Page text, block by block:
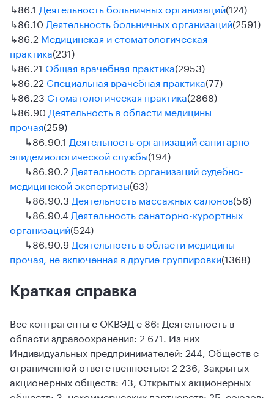
↳86.1 Деятельность больничных организаций(124)
↳86.10 Деятельность больничных организаций(2591)
↳86.2 Медицинская и стоматологическая
практика(231)
↳86.21 Общая врачебная практика(2953)
↳86.22 Специальная врачебная практика(77)
↳86.23 Стоматологическая практика(2868)
↳86.90 Деятельность в области медицины
прочая(259)
↳86.90.1 Деятельность организаций санитарно-
эпидемиологической службы(194)
↳86.90.2 Деятельность организаций судебно-
медицинской экспертизы(63)
↳86.90.3 Деятельность массажных салонов(56)
↳86.90.4 Деятельность санаторно-курортных
организаций(524)
↳86.90.9 Деятельность в области медицины
прочая, не включенная в другие группировки(1368)
Краткая справка
Все контрагенты с ОКВЭД с 86: Деятельность в
области здравоохранения: 2 671. Из них
Индивидуальных предпринимателей: 244, Обществ с
ограниченной ответственностью: 2 236, Закрытых
акционерных обществ: 43, Открытых акционерных